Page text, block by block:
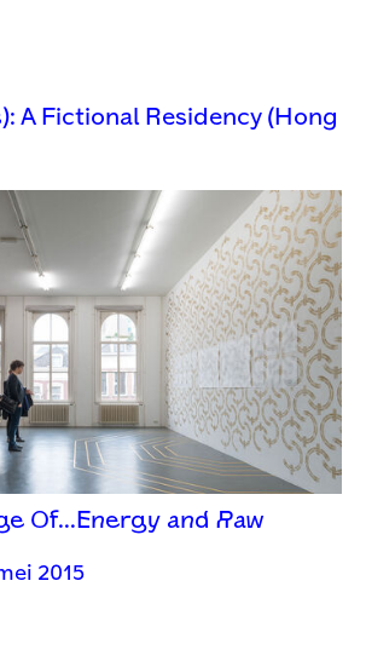
A Fictional Residency (Hong
Of…Energy and Raw
2015